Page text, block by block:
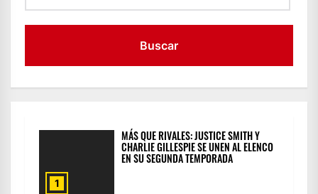
1
MÁS QUE RIVALES: JUSTICE SMITH Y
CHARLIE GILLESPIE SE UNEN AL ELENCO
EN SU SEGUNDA TEMPORADA